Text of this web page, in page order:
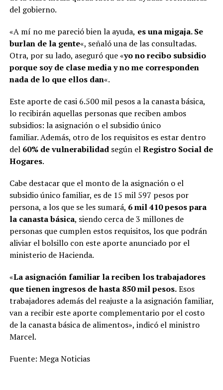
del gobierno.
«A mí no me pareció bien la ayuda, es una migaja. Se
burlan de la gente«, señaló una de las consultadas.
Otra, por su lado, aseguró que «yo no recibo subsidio
porque soy de clase media y no me corresponden
nada de lo que ellos dan«.
Este aporte de casi 6.500 mil pesos a la canasta básica,
lo recibirán aquellas personas que reciben ambos
subsidios: la asignación o el subsidio único
familiar. Además, otro de los requisitos es estar dentro
del 60% de vulnerabilidadsegún elRegistro Social de
Hogares.
Cabe destacar que el monto de la asignación o el
subsidio único familiar, es de 15 mil 597 pesos por
persona, a los que se les sumará, 6 mil 410 pesos para
la canasta básica, siendo cerca de 3 millones de
personas que cumplen estos requisitos, los que podrán
aliviar el bolsillo con este aporte anunciado por el
ministerio de Hacienda.
«La asignación familiar la reciben los trabajadores
que tienen ingresos de hasta 850 mil pesos.Esos
trabajadores además del reajuste a la asignación familiar,
van a recibir este aporte complementario por el costo
de la canasta básica de alimentos», indicó el ministro
Marcel.
Fuente: Mega Noticias